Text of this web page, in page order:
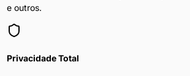
e outros.
Privacidade Total